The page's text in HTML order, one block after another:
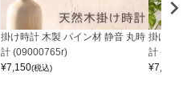
掛け時計 木製 パイン材 静音 丸時
計 (09000765r)
¥7,150(税込)
掛け時
計
¥7,150